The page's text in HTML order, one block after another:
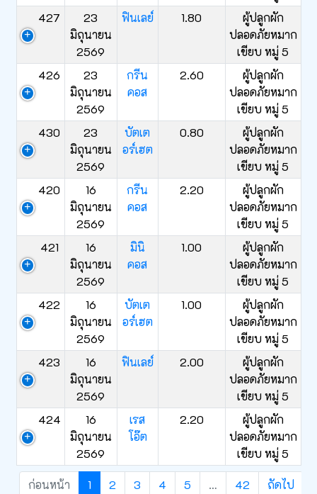
427
23
มิถุนายน
2569
ฟินเลย์ 1.80
ผู้ปลูกผัก
ปลอดภัยหมาก
เขียบ หมู่ 5
426
23
มิถุนายน
2569
กรีน
คอส
2.60
ผู้ปลูกผัก
ปลอดภัยหมาก
เขียบ หมู่ 5
430
23
มิถุนายน
2569
บัตเต
อร์เฮต
0.80
ผู้ปลูกผัก
ปลอดภัยหมาก
เขียบ หมู่ 5
420
16
มิถุนายน
2569
กรีน
คอส
2.20
ผู้ปลูกผัก
ปลอดภัยหมาก
เขียบ หมู่ 5
421
16
มิถุนายน
2569
มินิ
คอส
1.00
ผู้ปลูกผัก
ปลอดภัยหมาก
เขียบ หมู่ 5
422
16
มิถุนายน
2569
บัตเต
อร์เฮต
1.00
ผู้ปลูกผัก
ปลอดภัยหมาก
เขียบ หมู่ 5
423
16
มิถุนายน
2569
ฟินเลย์ 2.00
ผู้ปลูกผัก
ปลอดภัยหมาก
เขียบ หมู่ 5
424
16
มิถุนายน
2569
เรส
โอ๊ต
2.20
ผู้ปลูกผัก
ปลอดภัยหมาก
เขียบ หมู่ 5
ก่อนหน้า 1 2 3 4 5 … 42 ถัดไป